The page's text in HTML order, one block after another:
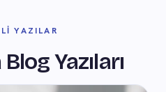
YAZILAR
Yazıları